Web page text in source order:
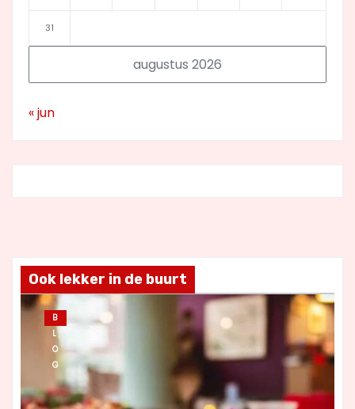
augustus 2026
31
« jun
Ook lekker in de buurt
B
L
O
G